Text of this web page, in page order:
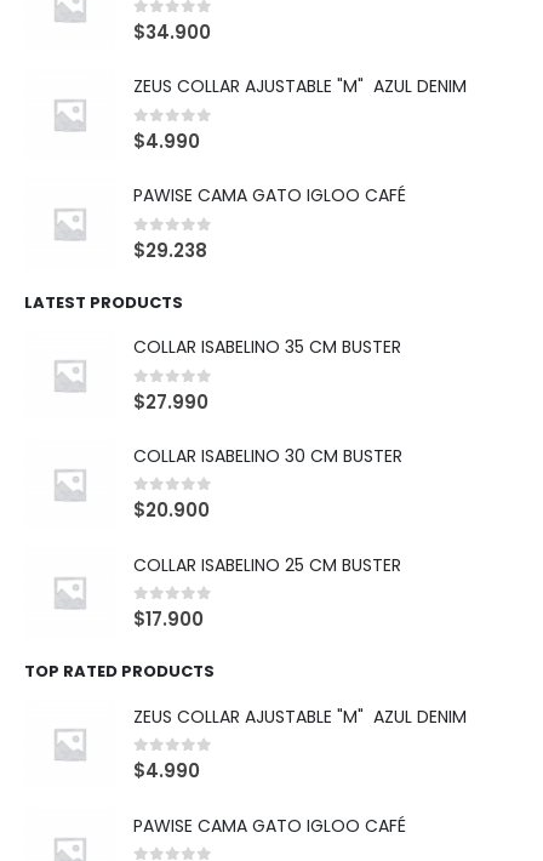
0out of 5
$34.900
ZEUS COLLAR AJUSTABLE "M" AZUL DENIM
0 out of 5
$4.990
PAWISE CAMA GATO IGLOO CAFÉ
0out of 5
$29.238
LATEST PRODUCTS
COLLAR ISABELINO 35 CM BUSTER
0out of 5
$27.990
COLLAR ISABELINO 30 CM BUSTER
0out of 5
$20.900
COLLAR ISABELINO 25 CM BUSTER
0out of 5
$17.900
TOP RATED PRODUCTS
ZEUS COLLAR AJUSTABLE "M" AZUL DENIM
0 out of 5
$4.990
PAWISE CAMA GATO IGLOO CAFÉ